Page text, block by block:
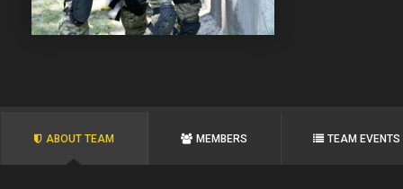
ABOUT TEAM MEMBERS TEAM EVENTS